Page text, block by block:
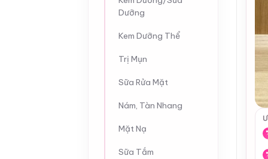
Dưỡng
Kem Dưỡng Thể
Trị Mụn
Sữa Rửa Mặt
Nám, Tàn Nhang
Mặt Nạ
Sữa Tắm